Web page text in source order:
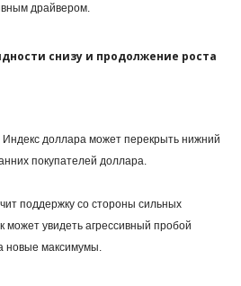
драйвером.
снизу и продолжение роста
доллара может перекрыть нижний
покупателей доллара.
поддержку со стороны сильных
увидеть агрессивный пробой
новые максимумы.